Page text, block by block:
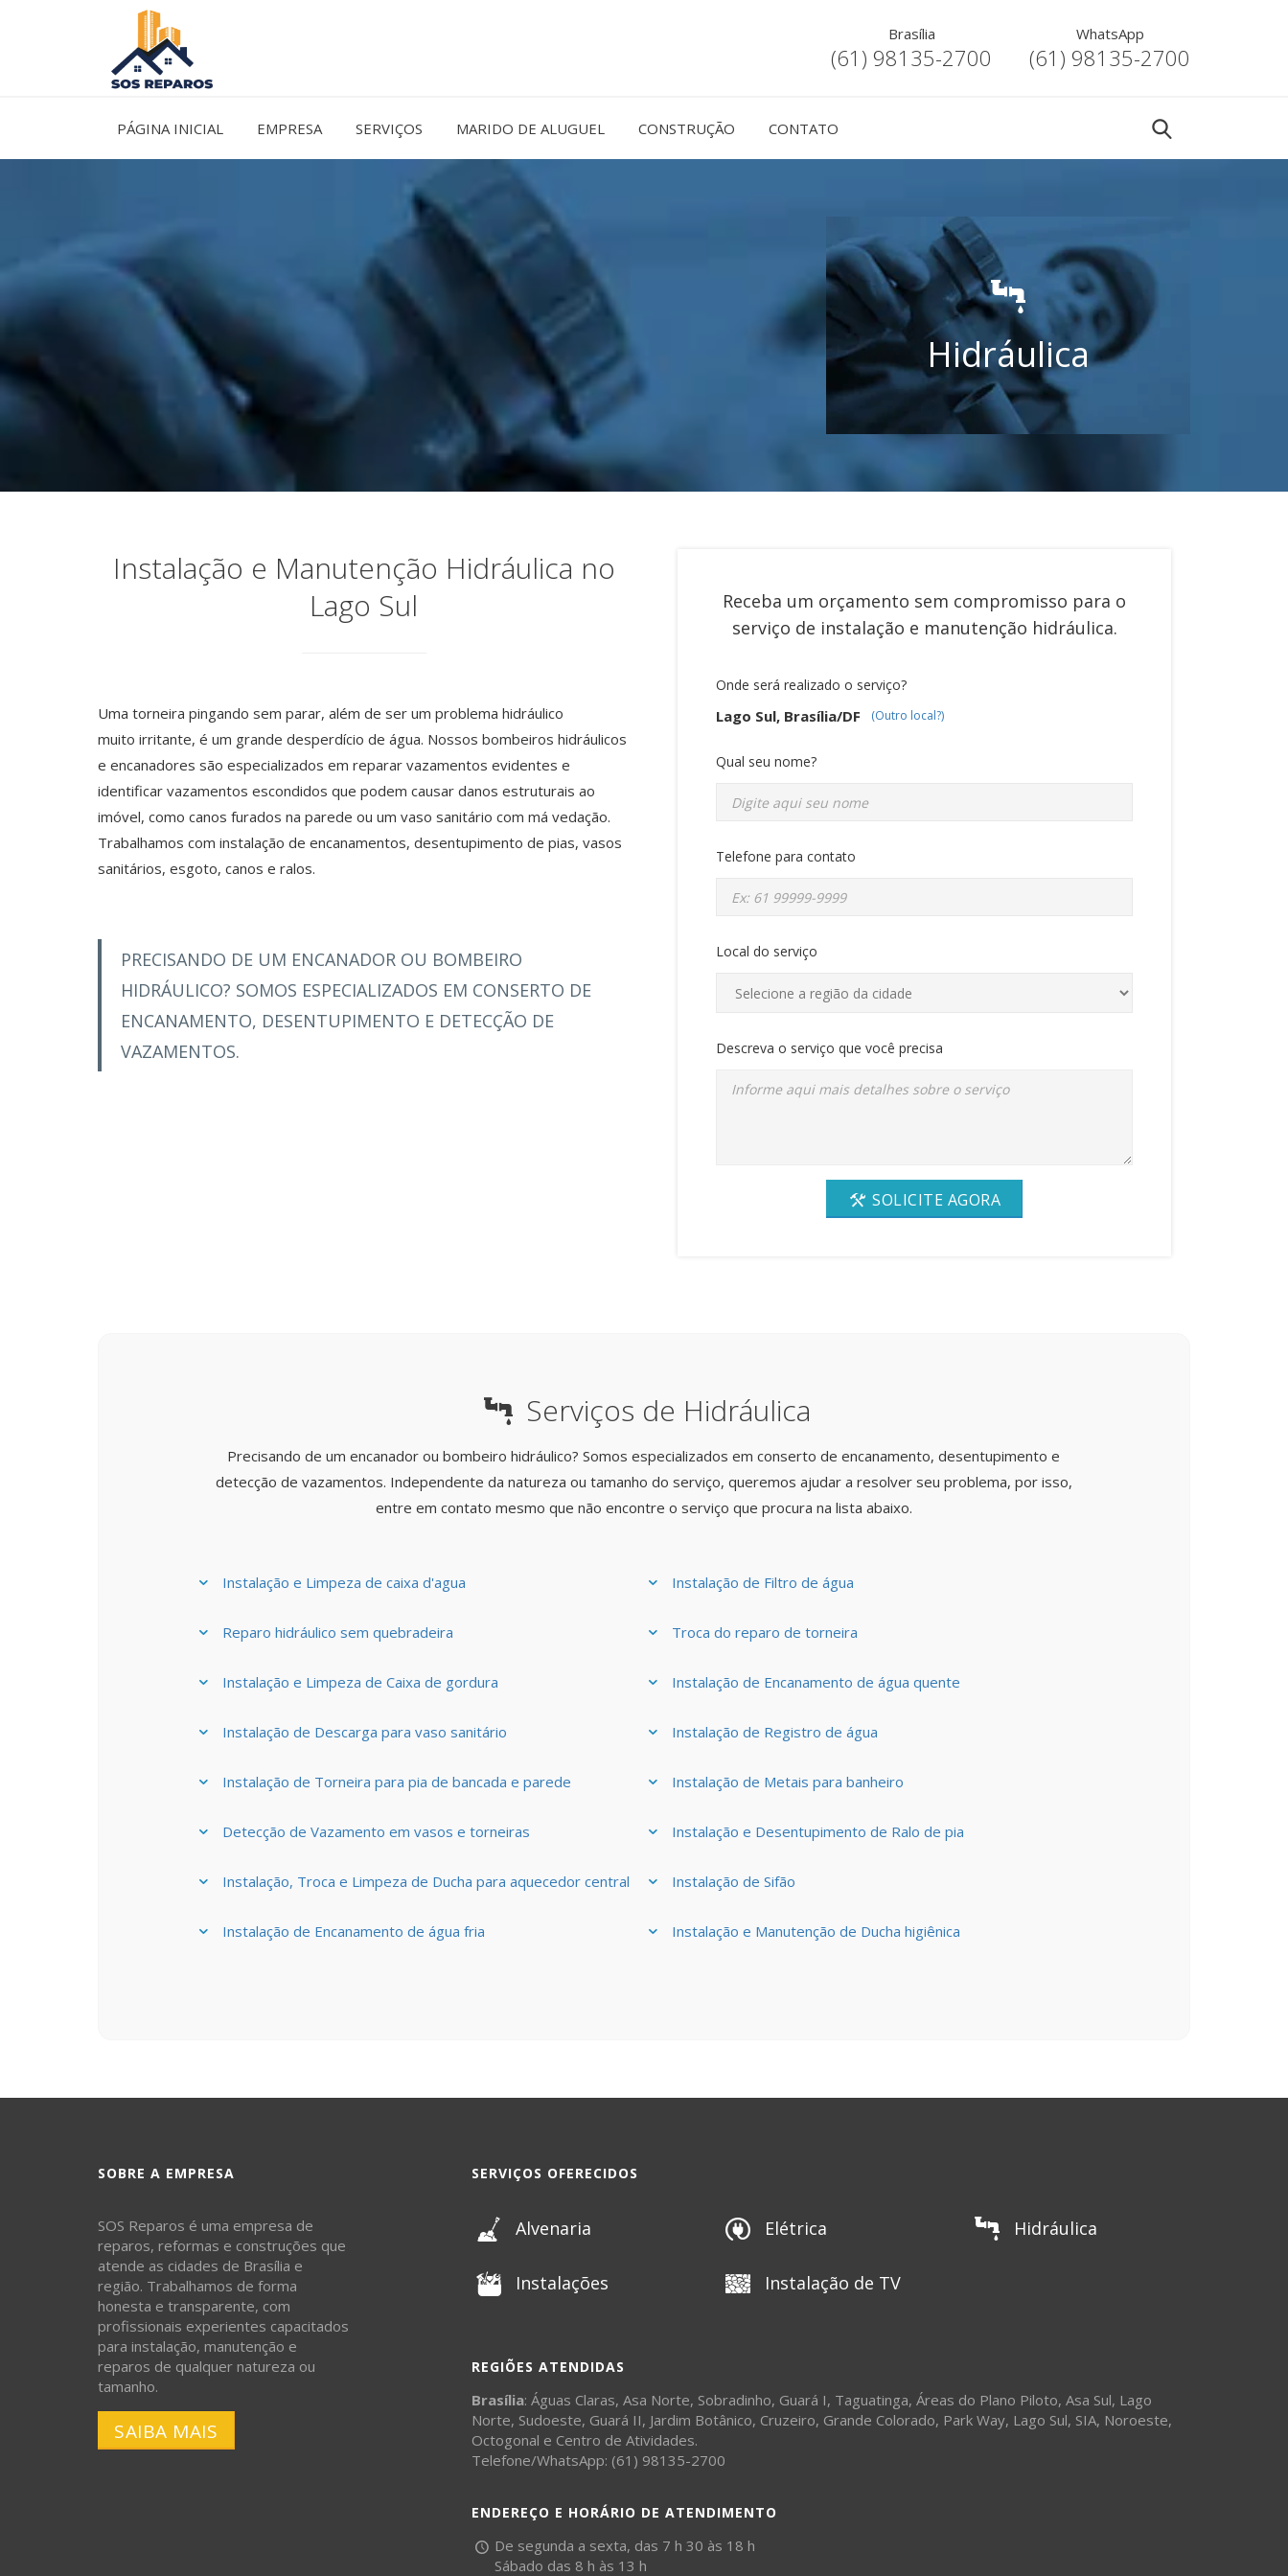
Brasília
(61) 98135-2700
WhatsApp
(61) 98135-2700
PÁGINA INICIAL EMPRESA SERVIÇOS MARIDO DE ALUGUEL CONSTRUÇÃO CONTATO
Hidráulica
Instalação e Manutenção Hidráulica no
Lago Sul
Uma torneira pingando sem parar, além de ser um problema hidráulico
muito irritante, é um grande desperdício de água. Nossos bombeiros hidráulicos
e encanadores são especializados em reparar vazamentos evidentes e
identificar vazamentos escondidos que podem causar danos estruturais ao
imóvel, como canos furados na parede ou um vaso sanitário com má vedação.
Trabalhamos com instalação de encanamentos, desentupimento de pias, vasos
sanitários, esgoto, canos e ralos.
PRECISANDO DE UM ENCANADOR OU BOMBEIRO
HIDRÁULICO? SOMOS ESPECIALIZADOS EM CONSERTO DE
ENCANAMENTO, DESENTUPIMENTO E DETECÇÃO DE
VAZAMENTOS.
Receba um orçamento sem compromisso para o
serviço de instalação e manutenção hidráulica.
Onde será realizado o serviço?
Lago Sul, Brasília/DF (Outro local?)
Qual seu nome?
Telefone para contato
Local do serviço
Descreva o serviço que você precisa
SOLICITE AGORA
Serviços de Hidráulica
Precisando de um encanador ou bombeiro hidráulico? Somos especializados em conserto de encanamento, desentupimento e
detecção de vazamentos. Independente da natureza ou tamanho do serviço, queremos ajudar a resolver seu problema, por isso,
entre em contato mesmo que não encontre o serviço que procura na lista abaixo.
Instalação e Limpeza de caixa d'agua Instalação de Filtro de água
Reparo hidráulico sem quebradeira Troca do reparo de torneira
Instalação e Limpeza de Caixa de gordura Instalação de Encanamento de água quente
Instalação de Descarga para vaso sanitário Instalação de Registro de água
Instalação de Torneira para pia de bancada e parede Instalação de Metais para banheiro
Detecção de Vazamento em vasos e torneiras Instalação e Desentupimento de Ralo de pia
Instalação, Troca e Limpeza de Ducha para aquecedor central Instalação de Sifão
Instalação de Encanamento de água fria Instalação e Manutenção de Ducha higiênica
SOBRE A EMPRESA
SOS Reparos é uma empresa de
reparos, reformas e construções que
atende as cidades de Brasília e
região. Trabalhamos de forma
honesta e transparente, com
profissionais experientes capacitados
para instalação, manutenção e
reparos de qualquer natureza ou
tamanho.
SAIBA MAIS
SERVIÇOS OFERECIDOS
Alvenaria
Instalações
Elétrica
Instalação de TV
Hidráulica
REGIÕES ATENDIDAS
Brasília: Águas Claras, Asa Norte, Sobradinho, Guará I, Taguatinga, Áreas do Plano Piloto, Asa Sul, Lago
Norte, Sudoeste, Guará II, Jardim Botânico, Cruzeiro, Grande Colorado, Park Way, Lago Sul, SIA, Noroeste,
Octogonal e Centro de Atividades.
Telefone/WhatsApp: (61) 98135-2700
ENDEREÇO E HORÁRIO DE ATENDIMENTO
De segunda a sexta, das 7 h 30 às 18 h
Sábado das 8 h às 13 h